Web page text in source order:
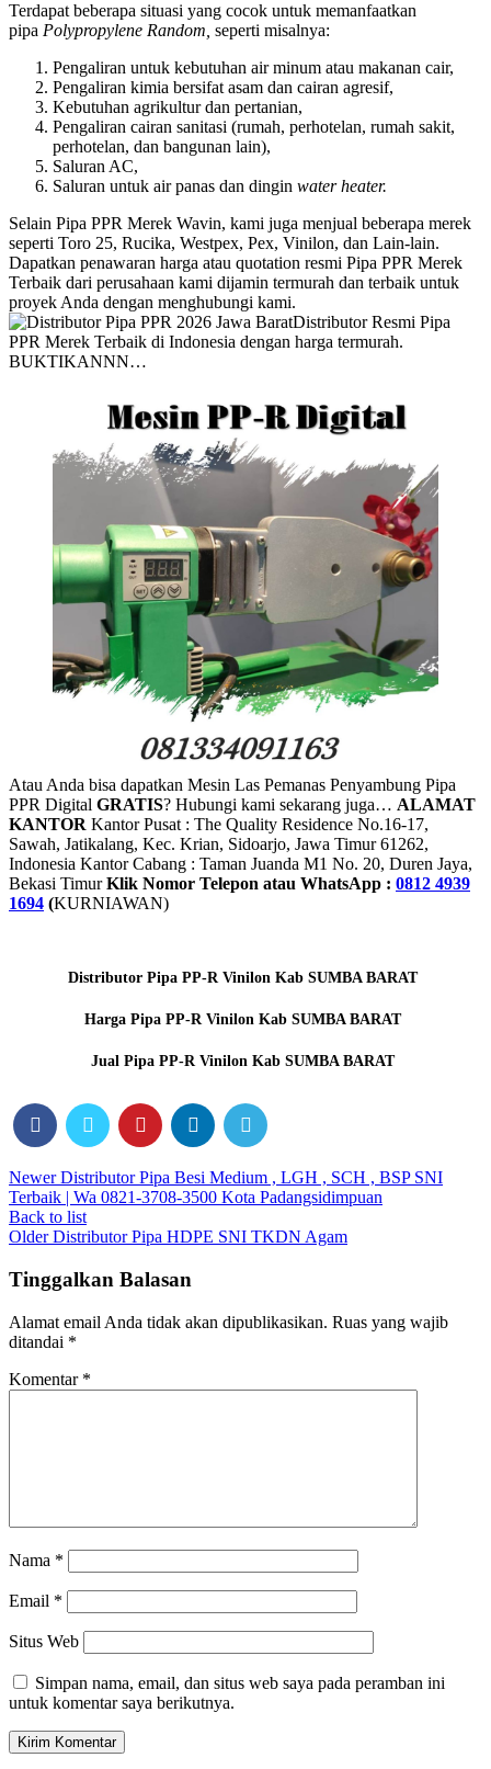
Terdapat beberapa situasi yang cocok untuk memanfaatkan
pipa Polypropylene Random, seperti misalnya:
Pengaliran untuk kebutuhan air minum atau makanan cair,
Pengaliran kimia bersifat asam dan cairan agresif,
Kebutuhan agrikultur dan pertanian,
Pengaliran cairan sanitasi (rumah, perhotelan, rumah sakit,
perhotelan, dan bangunan lain),
Saluran AC,
Saluran untuk air panas dan dingin water heater.
Selain Pipa PPR Merek Wavin, kami juga menjual beberapa merek
seperti Toro 25, Rucika, Westpex, Pex, Vinilon, dan Lain-lain.
Dapatkan penawaran harga atau quotation resmi Pipa PPR Merek
Terbaik dari perusahaan kami dijamin termurah dan terbaik untuk
proyek Anda dengan menghubungi kami.
Distributor Resmi Pipa
PPR Merek Terbaik di Indonesia dengan harga termurah.
BUKTIKANNN…
Atau Anda bisa dapatkan Mesin Las Pemanas Penyambung Pipa
PPR Digital GRATIS? Hubungi kami sekarang juga… ALAMAT
KANTOR Kantor Pusat : The Quality Residence No.16-17,
Sawah, Jatikalang, Kec. Krian, Sidoarjo, Jawa Timur 61262,
Indonesia Kantor Cabang : Taman Juanda M1 No. 20, Duren Jaya,
Bekasi TimurKlik Nomor Telepon atau WhatsApp : 0812 4939
1694 (KURNIAWAN)
Distributor Pipa PP-R Vinilon Kab SUMBA BARAT
Harga Pipa PP-R Vinilon Kab SUMBA BARAT
Jual Pipa PP-R Vinilon Kab SUMBA BARAT
Newer Distributor Pipa Besi Medium , LGH , SCH , BSP SNI
Terbaik | Wa 0821-3708-3500 Kota Padangsidimpuan
Back to list
Older Distributor Pipa HDPE SNI TKDN Agam
Tinggalkan Balasan
Alamat email Anda tidak akan dipublikasikan. Ruas yang wajib
ditandai *
Komentar *
Nama *
Email *
Situs Web
Simpan nama, email, dan situs web saya pada peramban ini
untuk komentar saya berikutnya.